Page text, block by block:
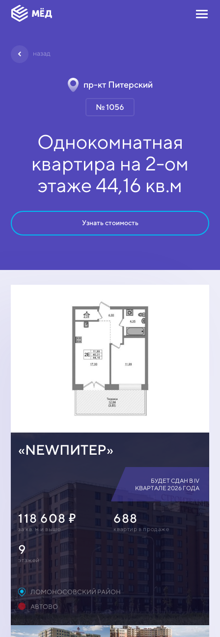
назад
пр-кт Питерский
№ 1056
Однокомнатная
квартира на 2-ом
этаже 44,16 кв.м
Узнать стоимость
«NEWПИТЕР»
БУДЕТ СДАН В IV
КВАРТАЛЕ 2026 ГОДА
118 608
за кв. м и выше
688
квартир в продаже
9
этажей
ЛОМОНОСОВСКИЙ РАЙОН
АВТОВО